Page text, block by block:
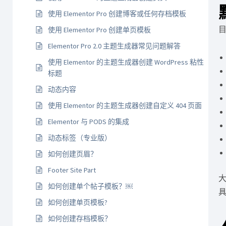
使用 Elementor Pro 创建博客或任何存档模板
使用 Elementor Pro 创建单页模板
Elementor Pro 2.0 主题生成器常见问题解答
使用 Elementor 的主题生成器创建 WordPress 粘性
标题
动态内容
使用 Elementor 的主题生成器创建自定义 404 页面
Elementor 与 PODS 的集成
动态标签（专业版）
如何创建页眉？
Footer Site Part
如何创建单个帖子模板？￼
如何创建单页模板?
如何创建存档模板？